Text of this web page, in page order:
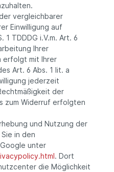
vergleichbarer
Einwilligung auf
1 TDDDG i.V.m. Art. 6
Ihrer
erfolgt mit Ihrer
Art. 6 Abs. 1 lit. a
jederzeit
der
zum Widerruf erfolgten
und Nutzung der
in den
unter
. Dort
die Möglichkeit